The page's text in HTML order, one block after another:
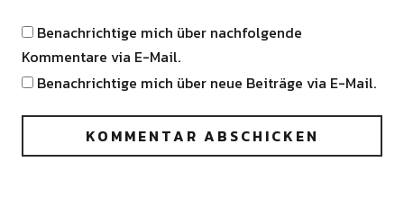
Benachrichtige mich über nachfolgende
Kommentare via E-Mail.
Benachrichtige mich über neue Beiträge via E-Mail.